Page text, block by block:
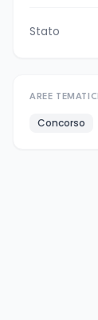
Stato
AREE
Concorso